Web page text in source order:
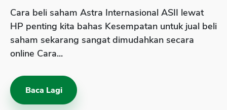
Asuransi Jiwa
Asuransi Kesehatan
Asuransi Syariah
Cara beli saham Astra Internasional ASII lewat
HP penting kita bahas Kesempatan untuk jual beli
saham sekarang sangat dimudahkan secara
online Cara...
Baca Lagi